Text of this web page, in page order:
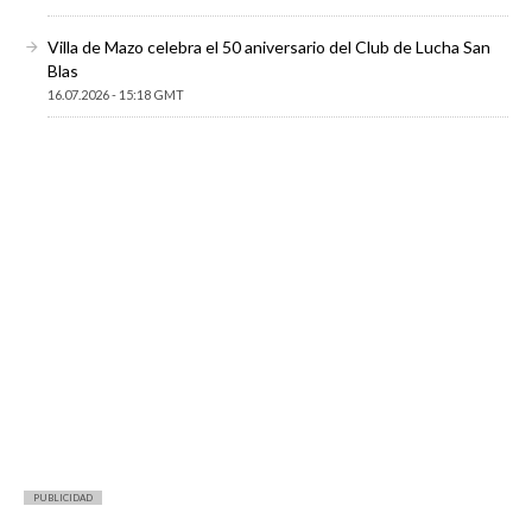
Villa de Mazo celebra el 50 aniversario del Club de Lucha San
Blas
16.07.2026 - 15:18 GMT
PUBLICIDAD